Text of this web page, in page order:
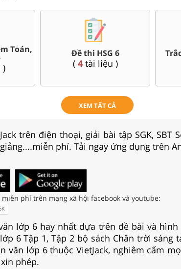
thi HSG 6
4
Trắc nghiệm đúng sai 6
( 26
XEM TẤT CẢ
trên điện thoại, giải bài tập SGK, SBT
phí. Tải ngay ứng dụng trên
phí trên mạng xã hội facebook và youtube:
lớp 6 hay nhất dựa trên đề bài và hình
6 Tập 1, Tập 2 bộ sách Chân trời sáng
văn lớp 6 thuộc VietJack, nghiêm cấm
phép.